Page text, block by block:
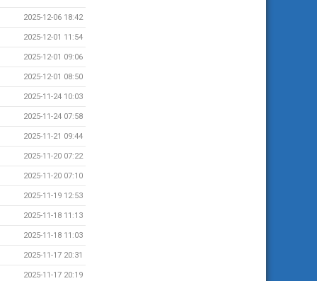
2025-12-06 18:42
2025-12-01 11:54
2025-12-01 09:06
2025-12-01 08:50
2025-11-24 10:03
2025-11-24 07:58
2025-11-21 09:44
2025-11-20 07:22
2025-11-20 07:10
2025-11-19 12:53
2025-11-18 11:13
2025-11-18 11:03
2025-11-17 20:31
2025-11-17 20:19